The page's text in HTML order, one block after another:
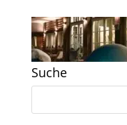
Suche